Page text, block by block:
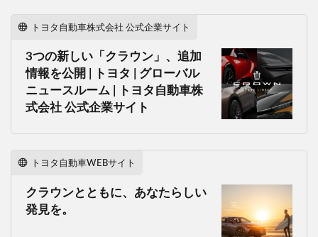
トヨタ自動車株式会社 公式企業サイト
3つの新しい「クラウン」、追加
情報を公開 | トヨタ | グローバル
ニュースルーム | トヨタ自動車株
式会社 公式企業サイト
トヨタ自動車WEBサイト
クラウンとともに、あなたらしい
発見を。